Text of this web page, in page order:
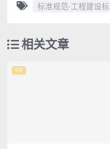
标准规范-工程建设
相关文章
VIP